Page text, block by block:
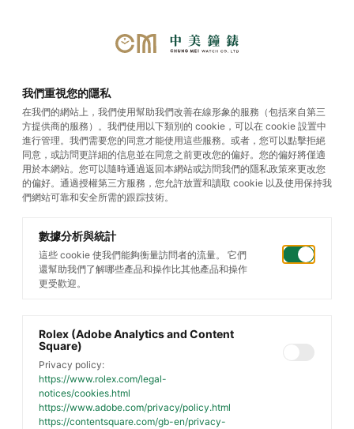
影音專區
我們重視您的隱私
在我們的網站上，我們使用幫助我們改善在線形象的服務（包括來自第三
方提供商的服務）。我們使用以下類別的 cookie，可以在 cookie 設置中
進行管理。我們需要您的同意才能使用這些服務。或者，您可以點擊拒絕
同意，或訪問更詳細的信息並在同意之前更改您的偏好。您的偏好將僅適
用於本網站。您可以隨時通過返回本網站或訪問我們的隱私政策來更改您
的偏好。通過授權第三方服務，您允許放置和讀取 cookie 以及使用保持我
們網站可靠和安全所需的跟踪技術。
數據分析與統計
這些 cookie 使我們能夠衡量訪問者的流量。 它們
還幫助我們了解哪些產品和操作比其他產品和操作
更受歡迎。
Rolex (Adobe Analytics and Content
Square)
Privacy policy:
https://www.rolex.com/legal-
notices/cookies.html
https://www.adobe.com/privacy/policy.html
https://contentsquare.com/gb-en/privacy-